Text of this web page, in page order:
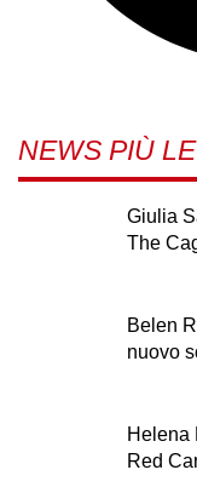
NEWS PIÙ
Giulia
The
Belen
nuovo
Helena
Red